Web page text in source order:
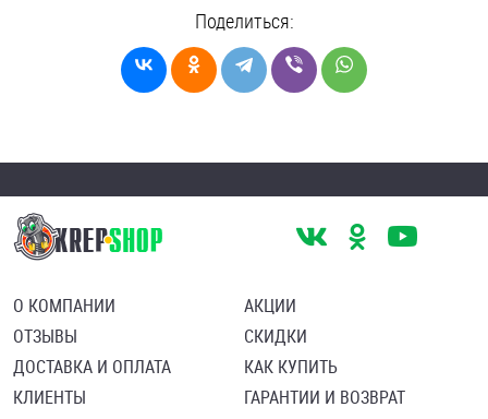
Поделиться:
О КОМПАНИИ
ОТЗЫВЫ
ДОСТАВКА И ОПЛАТА
КЛИЕНТЫ
АКЦИИ
СКИДКИ
КАК КУПИТЬ
ГАРАНТИИ И ВОЗВРАТ